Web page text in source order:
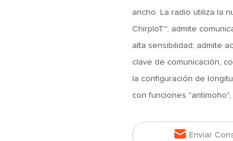
ancho. La radio utiliza la
ChirpIoT™, admite
alta sensibilidad; admite
clave de comunicación,
la configuración de
con funciones
 Enviar